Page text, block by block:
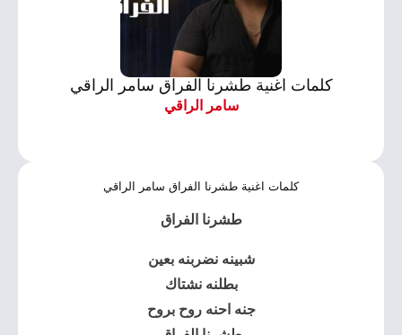
كلمات اغنية طشرنا الفراق سامر الراقي
سامر الراقي
كلمات اغنية طشرنا الفراق سامر الراقي
طشرنا الفراق
شبينه نضربنه بعين
بطلنه نشتاك
جنه احنه روح بروح